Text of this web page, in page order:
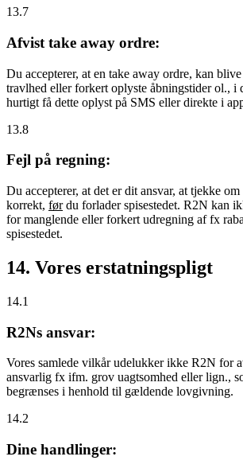
13.7
Afvist take away ordre:
Du accepterer, at en take away ordre, kan
travlhed eller forkert oplyste åbningstider ol.,
hurtigt få dette oplyst på SMS eller direkte i
13.8
Fejl på regning:
Du accepterer, at det er dit ansvar, at tjekke
korrekt, førdu forlader spisestedet. R2N kan
for manglende eller forkert udregning af fx
spisestedet.
14. Vores erstatningspligt
14.1
R2Ns ansvar:
Vores samlede vilkår udelukker ikke R2N for
ansvarlig fx ifm. grov uagtsomhed eller lign.,
begrænses i henhold til gældende lovgivning.
14.2
Dine handlinger: